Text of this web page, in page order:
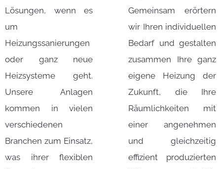
Lösungen, wenn es
um
Heizungssanierungen
oder ganz neue
Heizsysteme geht.
Unsere Anlagen
kommen in vielen
verschiedenen
Branchen zum Einsatz,
was ihrer flexiblen
Gemeinsam erörtern
wir Ihren individuellen
Bedarf und gestalten
zusammen Ihre ganz
eigene Heizung der
Zukunft, die Ihre
Räumlichkeiten mit
einer angenehmen
und gleichzeitig
effizient produzierten